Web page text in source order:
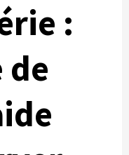
:
de